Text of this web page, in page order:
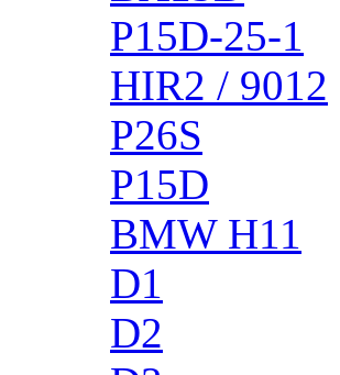
P15D-25-1
HIR2 / 9012
P26S
P15D
BMW H11
D1
D2